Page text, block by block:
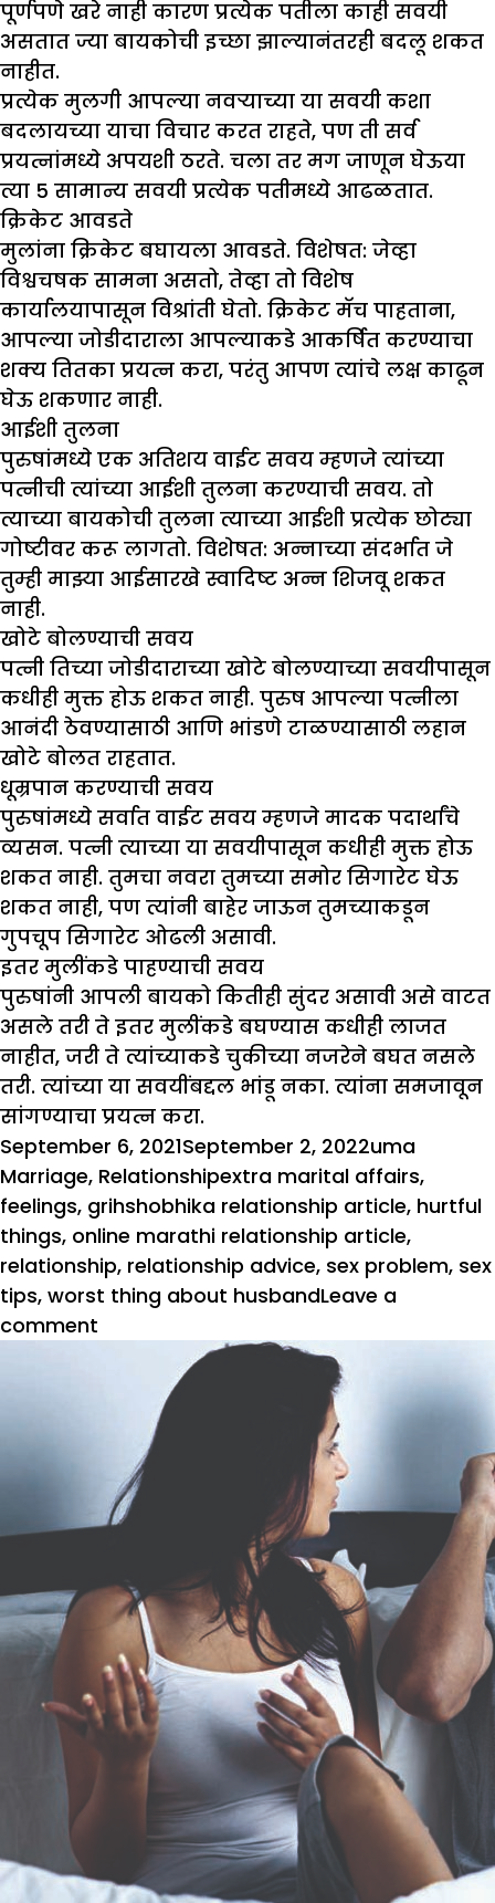
पूर्णपणे खरे नाही कारण प्रत्येक पतीला काही सवयी
असतात ज्या बायकोची इच्छा झाल्यानंतरही बदलू शकत
नाहीत.
प्रत्येक मुलगी आपल्या नवऱ्याच्या या सवयी कशा
बदलायच्या याचा विचार करत राहते, पण ती सर्व
प्रयत्नांमध्ये अपयशी ठरते. चला तर मग जाणून घेऊया
त्या 5 सामान्य सवयी प्रत्येक पतीमध्ये आढळतात.
क्रिकेट आवडते
मुलांना क्रिकेट बघायला आवडते. विशेषत: जेव्हा
विश्वचषक सामना असतो, तेव्हा तो विशेष
कार्यालयापासून विश्रांती घेतो. क्रिकेट मॅच पाहताना,
आपल्या जोडीदाराला आपल्याकडे आकर्षित करण्याचा
शक्य तितका प्रयत्न करा, परंतु आपण त्यांचे लक्ष काढून
घेऊ शकणार नाही.
आईशी तुलना
पुरुषांमध्ये एक अतिशय वाईट सवय म्हणजे त्यांच्या
पत्नीची त्यांच्या आईशी तुलना करण्याची सवय. तो
त्याच्या बायकोची तुलना त्याच्या आईशी प्रत्येक छोट्या
गोष्टीवर करू लागतो. विशेषत: अन्नाच्या संदर्भात जे
तुम्ही माझ्या आईसारखे स्वादिष्ट अन्न शिजवू शकत
नाही.
खोटे बोलण्याची सवय
पत्नी तिच्या जोडीदाराच्या खोटे बोलण्याच्या सवयीपासून
कधीही मुक्त होऊ शकत नाही. पुरुष आपल्या पत्नीला
आनंदी ठेवण्यासाठी आणि भांडणे टाळण्यासाठी लहान
खोटे बोलत राहतात.
धूम्रपान करण्याची सवय
पुरुषांमध्ये सर्वात वाईट सवय म्हणजे मादक पदार्थांचे
व्यसन. पत्नी त्याच्या या सवयीपासून कधीही मुक्त होऊ
शकत नाही. तुमचा नवरा तुमच्या समोर सिगारेट घेऊ
शकत नाही, पण त्यांनी बाहेर जाऊन तुमच्याकडून
गुपचूप सिगारेट ओढली असावी.
इतर मुलींकडे पाहण्याची सवय
पुरुषांनी आपली बायको कितीही सुंदर असावी असे वाटत
असले तरी ते इतर मुलींकडे बघण्यास कधीही लाजत
नाहीत, जरी ते त्यांच्याकडे चुकीच्या नजरेने बघत नसले
तरी. त्यांच्या या सवयींबद्दल भांडू नका. त्यांना समजावून
सांगण्याचा प्रयत्न करा.
Posted
on
September 6, 2021September 2, 2022Author
uma
Marriage, RelationshipTags
extra marital affairs,
feelings, grihshobhika relationship article, hurtful
things, online marathi relationship article,
relationship, relationship advice, sex problem, sex
tips, worst thing about husbandLeave a
comment
सवयी
बदलू
शकत